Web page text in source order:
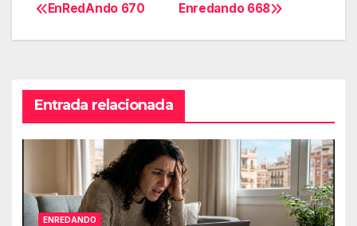
Navegación
de
entradas
Enredando 668
EnRedAndo 670
Entrada relacionada
ENREDANDO